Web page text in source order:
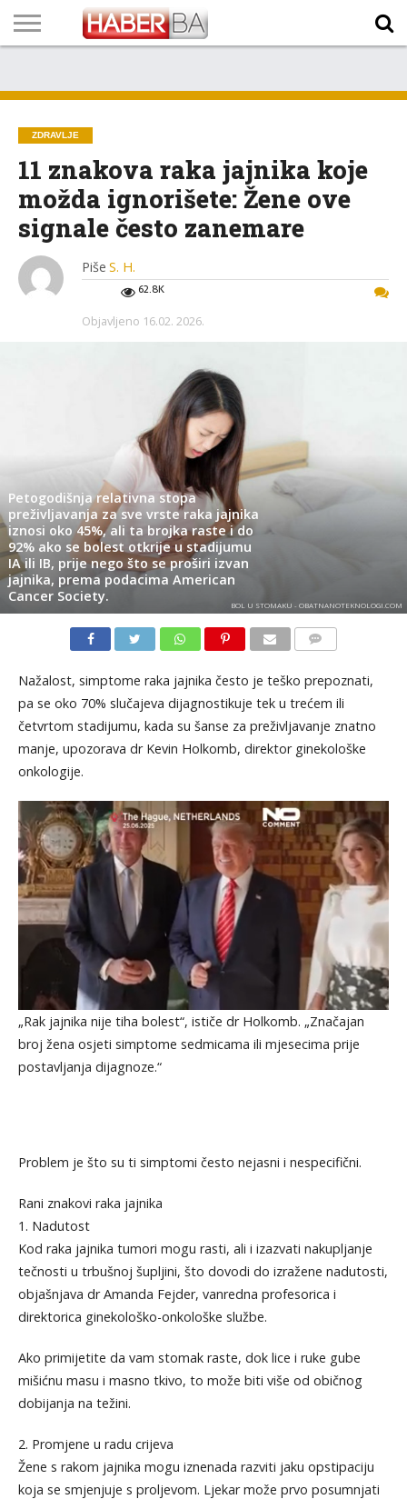
TECH
PROGRAM
PROGNOZA
PUTEVIMA
LISTA
NAMA
ZDRAVLJE
11 znakova raka jajnika koje
možda ignorišete: Žene ove
signale često zanemare
Piše S. H.
62.8K
Objavljeno 16.02. 2026.
Petogodišnja relativna stopa
preživljavanja za sve vrste raka jajnika
iznosi oko 45%, ali ta brojka raste i do
92% ako se bolest otkrije u stadijumu
IA ili IB, prije nego što se proširi izvan
jajnika, prema podacima American
Cancer Society.
BOL U STOMAKU - OBATNANOTEKNOLOGI.COM
Nažalost, simptome raka jajnika često je teško prepoznati,
pa se oko 70% slučajeva dijagnostikuje tek u trećem ili
četvrtom stadijumu, kada su šanse za preživljavanje znatno
manje, upozorava dr Kevin Holkomb, direktor ginekološke
onkologije.
„Rak jajnika nije tiha bolest“, ističe dr Holkomb. „Značajan
broj žena osjeti simptome sedmicama ili mjesecima prije
postavljanja dijagnoze.“
Problem je što su ti simptomi često nejasni i nespecifični.
Rani znakovi raka jajnika
1. Nadutost
Kod raka jajnika tumori mogu rasti, ali i izazvati nakupljanje
tečnosti u trbušnoj šupljini, što dovodi do izražene nadutosti,
objašnjava dr Amanda Fejder, vanredna profesorica i
direktorica ginekološko-onkološke službe.
Ako primijetite da vam stomak raste, dok lice i ruke gube
mišićnu masu i masno tkivo, to može biti više od običnog
dobijanja na težini.
2. Promjene u radu crijeva
Žene s rakom jajnika mogu iznenada razviti jaku opstipaciju
koja se smjenjuje s proljevom. Ljekar može prvo posumnjati